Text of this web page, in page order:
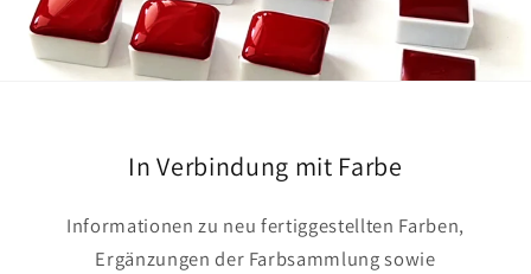
In Verbindung mit Farbe
Informationen zu neu fertiggestellten Farben,
Ergänzungen der Farbsammlung sowie